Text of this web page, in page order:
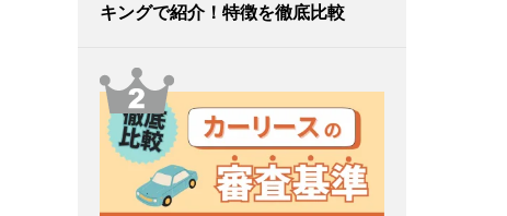
キングで紹介！特徴を徹底比較